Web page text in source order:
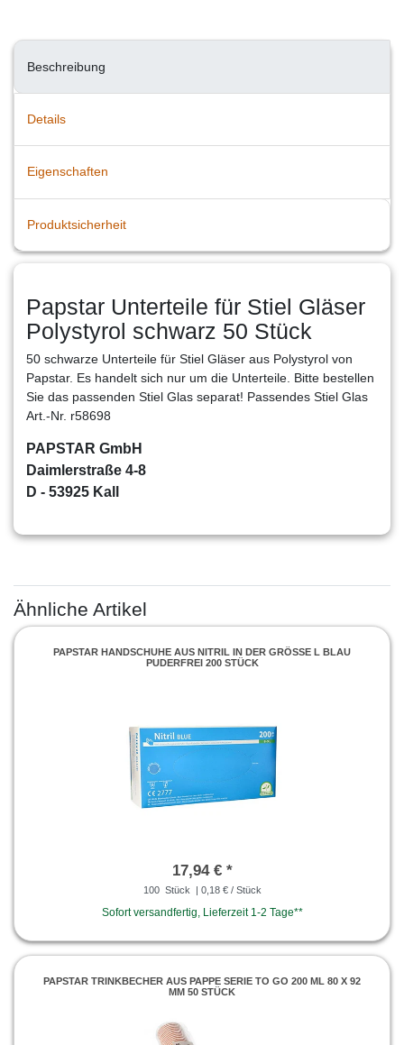
Beschreibung
Details
Eigenschaften
Produktsicherheit
Papstar Unterteile für Stiel Gläser
Polystyrol schwarz 50 Stück
50 schwarze Unterteile für Stiel Gläser aus Polystyrol von
Papstar. Es handelt sich nur um die Unterteile. Bitte bestellen
Sie das passenden Stiel Glas separat! Passendes Stiel Glas
Art.-Nr. r58698
PAPSTAR GmbH
Daimlerstraße 4-8
D - 53925 Kall
Ähnliche Artikel
PAPSTAR HANDSCHUHE AUS NITRIL IN DER GRÖSSE L BLAU P
UDERFREI 200 STÜCK
17,94 € *
100 Stück | 0,18 € / Stück
Sofort versandfertig, Lieferzeit 1-2 Tage**
PAPSTAR TRINKBECHER AUS PAPPE SERIE TO GO 200 ML 80 X 92
MM 50 STÜCK